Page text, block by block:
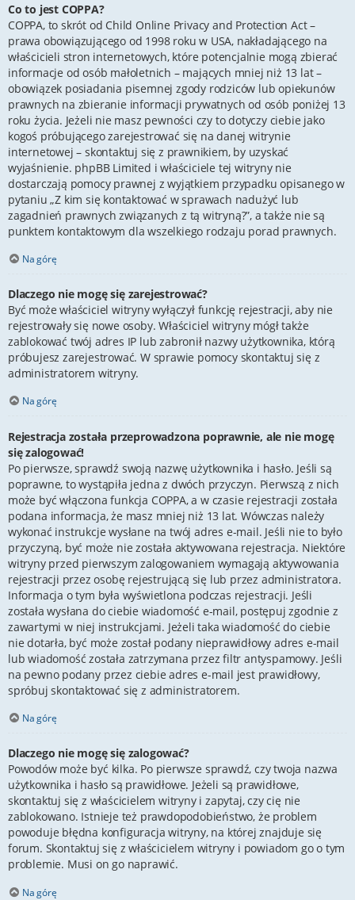
Co to jest COPPA?
COPPA, to skrót od Child Online Privacy and Protection Act –
prawa obowiązującego od 1998 roku w USA, nakładającego na
właścicieli stron internetowych, które potencjalnie mogą zbierać
informacje od osób małoletnich – mających mniej niż 13 lat –
obowiązek posiadania pisemnej zgody rodziców lub opiekunów
prawnych na zbieranie informacji prywatnych od osób poniżej 13
roku życia. Jeżeli nie masz pewności czy to dotyczy ciebie jako
kogoś próbującego zarejestrować się na danej witrynie
internetowej – skontaktuj się z prawnikiem, by uzyskać
wyjaśnienie. phpBB Limited i właściciele tej witryny nie
dostarczają pomocy prawnej z wyjątkiem przypadku opisanego w
pytaniu „Z kim się kontaktować w sprawach nadużyć lub
zagadnień prawnych związanych z tą witryną?”, a także nie są
punktem kontaktowym dla wszelkiego rodzaju porad prawnych.
Na górę
Dlaczego nie mogę się zarejestrować?
Być może właściciel witryny wyłączył funkcję rejestracji, aby nie
rejestrowały się nowe osoby. Właściciel witryny mógł także
zablokować twój adres IP lub zabronił nazwy użytkownika, którą
próbujesz zarejestrować. W sprawie pomocy skontaktuj się z
administratorem witryny.
Na górę
Rejestracja została przeprowadzona poprawnie, ale nie mogę
się zalogować!
Po pierwsze, sprawdź swoją nazwę użytkownika i hasło. Jeśli są
poprawne, to wystąpiła jedna z dwóch przyczyn. Pierwszą z nich
może być włączona funkcja COPPA, a w czasie rejestracji została
podana informacja, że masz mniej niż 13 lat. Wówczas należy
wykonać instrukcje wysłane na twój adres e-mail. Jeśli nie to było
przyczyną, być może nie została aktywowana rejestracja. Niektóre
witryny przed pierwszym zalogowaniem wymagają aktywowania
rejestracji przez osobę rejestrującą się lub przez administratora.
Informacja o tym była wyświetlona podczas rejestracji. Jeśli
została wysłana do ciebie wiadomość e-mail, postępuj zgodnie z
zawartymi w niej instrukcjami. Jeżeli taka wiadomość do ciebie
nie dotarła, być może został podany nieprawidłowy adres e-mail
lub wiadomość została zatrzymana przez filtr antyspamowy. Jeśli
na pewno podany przez ciebie adres e-mail jest prawidłowy,
spróbuj skontaktować się z administratorem.
Na górę
Dlaczego nie mogę się zalogować?
Powodów może być kilka. Po pierwsze sprawdź, czy twoja nazwa
użytkownika i hasło są prawidłowe. Jeżeli są prawidłowe,
skontaktuj się z właścicielem witryny i zapytaj, czy cię nie
zablokowano. Istnieje też prawdopodobieństwo, że problem
powoduje błędna konfiguracja witryny, na której znajduje się
forum. Skontaktuj się z właścicielem witryny i powiadom go o tym
problemie. Musi on go naprawić.
Na górę